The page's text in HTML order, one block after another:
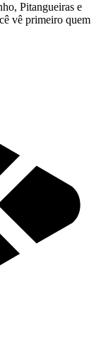
Pitangueiras e
vê primeiro quem